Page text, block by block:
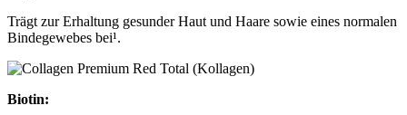
Trägt zur Erhaltung gesunder Haut und Haare sowie eines normalen
Bindegewebes bei¹.
Biotin: